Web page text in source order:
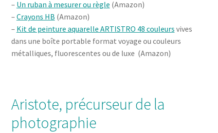
– Un ruban à mesurer ou règle (Amazon)
– Crayons HB (Amazon)
– Kit de peinture aquarelle ARTISTRO 48 couleurs vives
dans une boîte portable format voyage ou couleurs
métalliques, fluorescentes ou de luxe (Amazon)
Aristote, précurseur de la
photographie